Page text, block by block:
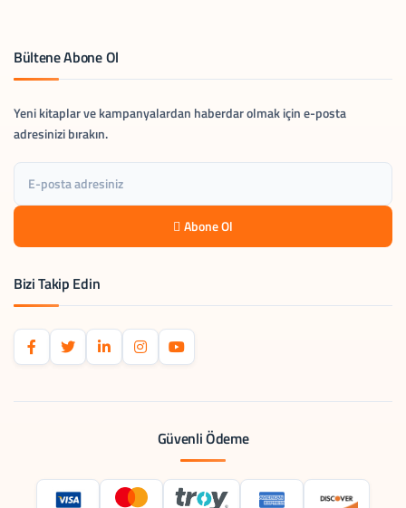
Bültene Abone Ol
Yeni kitaplar ve kampanyalardan haberdar olmak için e-posta
adresinizi bırakın.
Abone Ol
Bizi Takip Edin
Güvenli Ödeme